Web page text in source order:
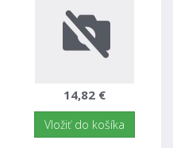
14,82 €
Vložiť do košíka